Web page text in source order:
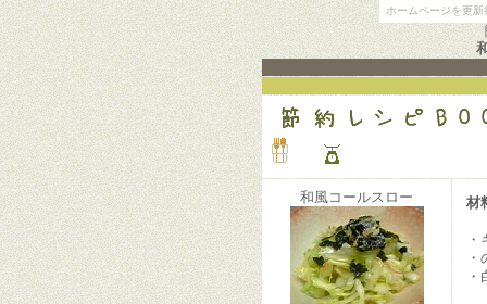
ホームページを更
和風コールスロー 材
・